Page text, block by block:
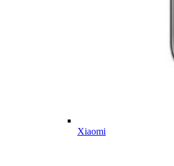
Xiaomi